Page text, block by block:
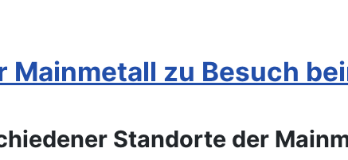
Mainmetall zu Besuch
Standorte der